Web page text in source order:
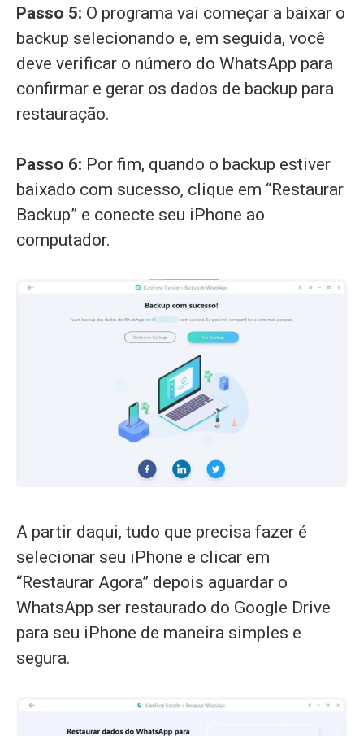
Passo 5: O programa vai começar a baixar o
backup selecionando e, em seguida, você
deve verificar o número do WhatsApp para
confirmar e gerar os dados de backup para
restauração.
Passo 6: Por fim, quando o backup estiver
baixado com sucesso, clique em “Restaurar
Backup” e conecte seu iPhone ao
computador.
A partir daqui, tudo que precisa fazer é
selecionar seu iPhone e clicar em
“Restaurar Agora” depois aguardar o
WhatsApp ser restaurado do Google Drive
para seu iPhone de maneira simples e
segura.